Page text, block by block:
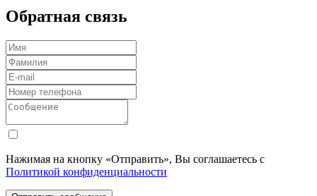
Обратная связь
Нажимая на кнопку «Отправить», Вы соглашаетесь с
Политикой конфиденциальности